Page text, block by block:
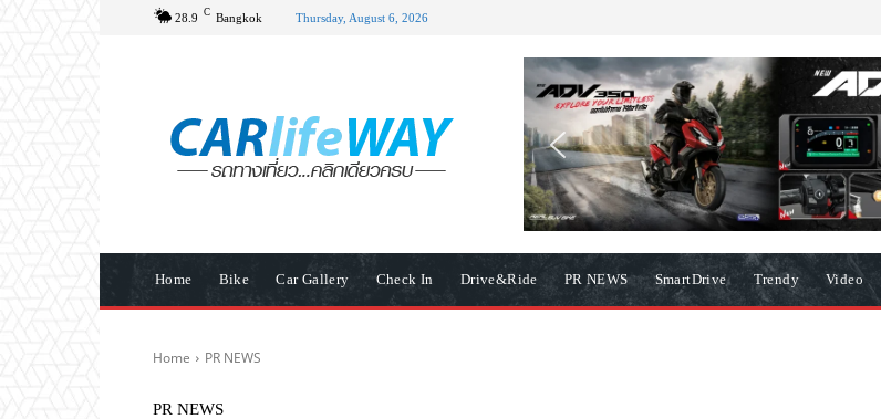
28.9 C Bangkok Thursday, August 6, 2026
Home Bike Car Gallery Check In Drive&Ride PR NEWS SmartDrive Trendy Video
Home PR NEWS
PR NEWS